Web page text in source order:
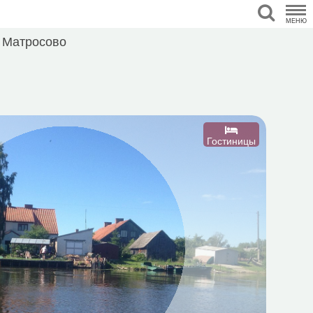
МЕНЮ
Матросово
Гостиницы